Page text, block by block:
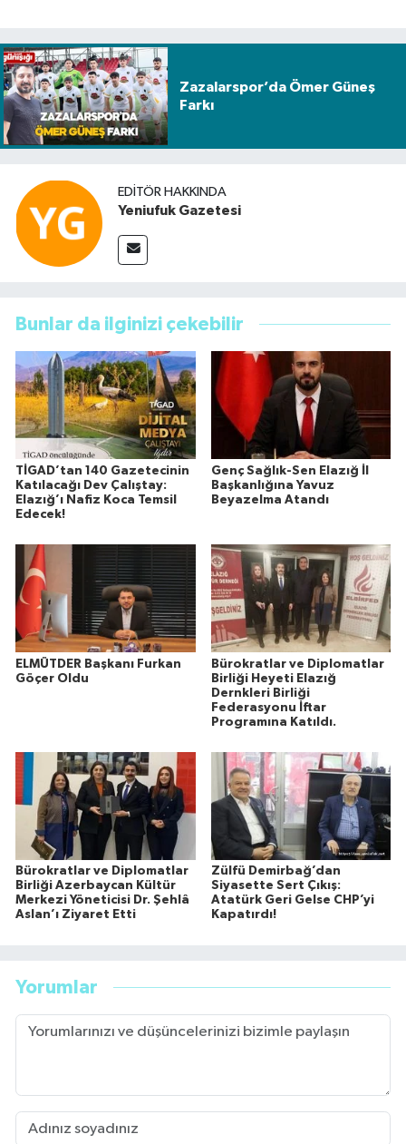
Zazalarspor’da Ömer Güneş
Farkı
EDITÖR HAKKINDA
Yeniufuk Gazetesi
Bunlar da ilginizi çekebilir
TİGAD’tan 140 Gazetecinin
Katılacağı Dev Çalıştay:
Elazığ’ı Nafiz Koca Temsil
Edecek!
Genç Sağlık-Sen Elazığ İl
Başkanlığına Yavuz
Beyazelma Atandı
ELMÜTDER Başkanı Furkan
Göçer Oldu
Bürokratlar ve Diplomatlar
Birliği Heyeti Elazığ
Dernkleri Birliği
Federasyonu İftar
Programına Katıldı.
Bürokratlar ve Diplomatlar
Birliği Azerbaycan Kültür
Merkezi Yöneticisi Dr. Şehlâ
Aslan’ı Ziyaret Etti
Zülfü Demirbağ’dan
Siyasette Sert Çıkış:
Atatürk Geri Gelse CHP’yi
Kapatırdı!
Yorumlar